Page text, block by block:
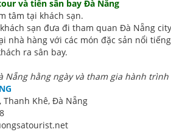
và tiễn sân bay Đà Nẵng
tâm tại khách sạn.
sạn đưa đi tham quan Đà Nẵng
nhà hàng với các món đặc sản nổi
ra sân bay.
Nẵng hằng ngày và tham gia hành
Thanh Khê, Đà Nẵng